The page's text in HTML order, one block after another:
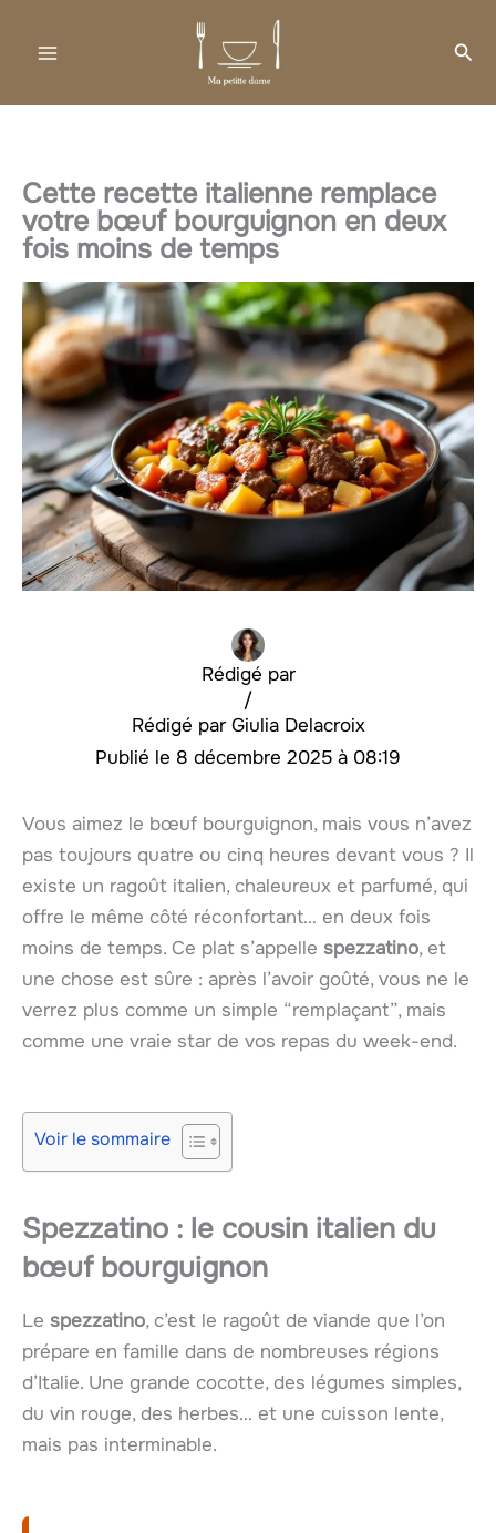
Cette recette italienne remplace
votre bœuf bourguignon en deux
fois moins de temps
Rédigé par
Giulia Delacroix
/
8 décembre 2025 à 08:19
Vous aimez le bœuf bourguignon, mais vous n’avez
pas toujours quatre ou cinq heures devant vous ? Il
existe un ragoût italien, chaleureux et parfumé, qui
offre le même côté réconfortant… en deux fois
moins de temps. Ce plat s’appelle spezzatino, et
une chose est sûre : après l’avoir goûté, vous ne le
verrez plus comme un simple “remplaçant”, mais
comme une vraie star de vos repas du week-end.
Voir le sommaire
Spezzatino : le cousin italien du
bœuf bourguignon
Le spezzatino, c’est le ragoût de viande que l’on
prépare en famille dans de nombreuses régions
d’Italie. Une grande cocotte, des légumes simples,
du vin rouge, des herbes… et une cuisson lente,
mais pas interminable.